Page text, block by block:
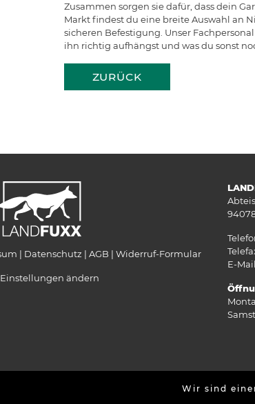
Zusammen sorgen sie dafür, dass dein
Markt findest du eine breite Auswahl an
sicheren Befestigung. Unser
ihn richtig aufhängst und was du sonst
ZURÜCK
Datenschutz AGB Widerruf-Formular
ändern
E-
Wir sind